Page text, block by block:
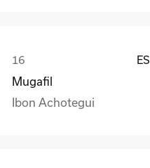
ES
Mugafil
Ibon Achotegui